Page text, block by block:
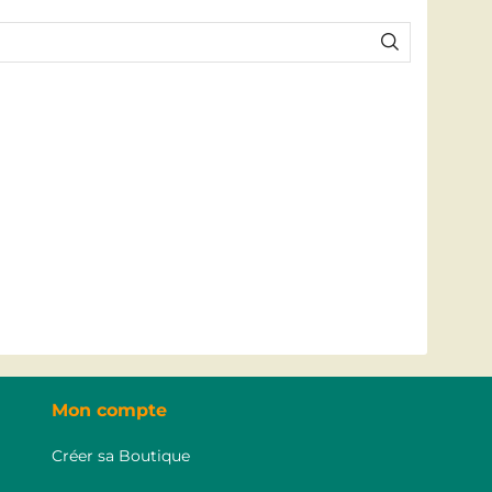
Mon compte
Créer sa Boutique